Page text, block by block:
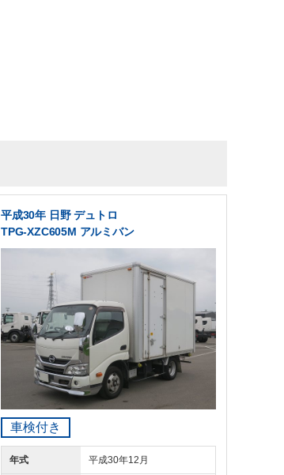
平成30年 日野 デュトロ
TPG-XZC605M アルミバン
車検付き
年式 平成30年12月